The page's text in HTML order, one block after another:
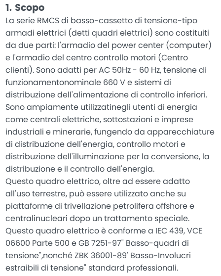
1. Scopo
La serie RMCS di basso-cassetto di tensione-tipo
armadi elettrici (detti quadri elettrici) sono costituiti
da due parti: l'armadio del power center (computer)
e l'armadio del centro controllo motori (Centro
clienti). Sono adatti per AC 50Hz - 60 Hz, tensione di
funzionamentonominale 660 V e sistemi di
distribuzione dell'alimentazione di controllo inferiori.
Sono ampiamente utilizzatinegli utenti di energia
come centrali elettriche, sottostazioni e imprese
industriali e minerarie, fungendo da apparecchiature
di distribuzione dell'energia, controllo motori e
distribuzione dell'illuminazione per la conversione, la
distribuzione e il controllo dell'energia.
Questo quadro elettrico, oltre ad essere adatto
all'uso terrestre, può essere utilizzato anche su
piattaforme di trivellazione petrolifera offshore e
centralinucleari dopo un trattamento speciale.
Questo quadro elettrico è conforme a IEC 439, VCE
06600 Parte 500 e GB 7251-97" Basso-quadri di
tensione",nonché ZBK 36001-89' Basso-Involucri
estraibili di tensione" standard professionali.